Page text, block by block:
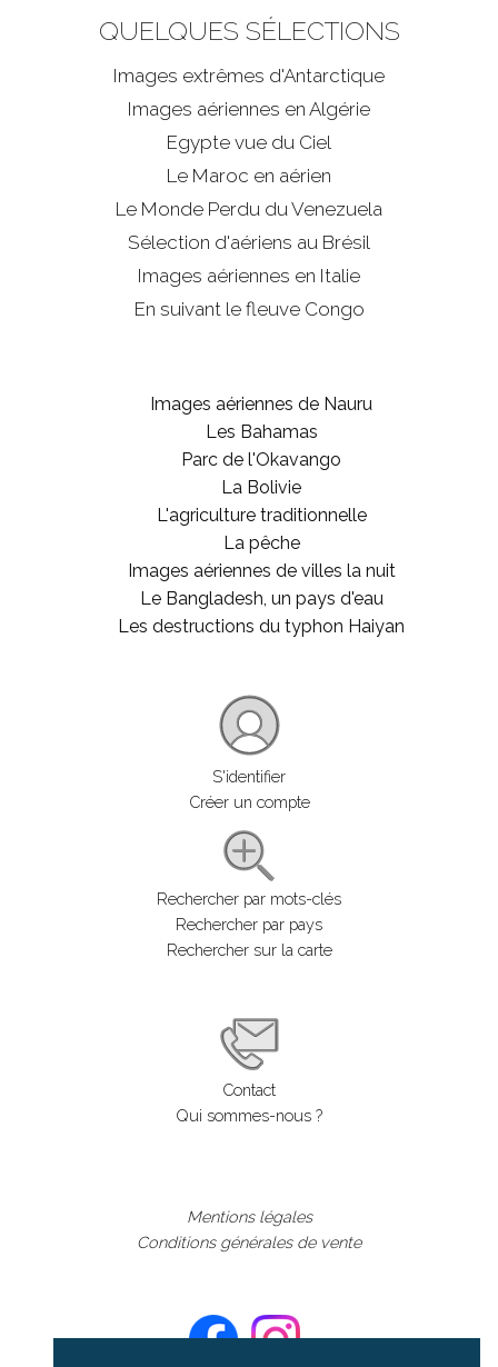
QUELQUES SÉLECTIONS
Images extrêmes d'Antarctique
Images aériennes en Algérie
Egypte vue du Ciel
Le Maroc en aérien
Le Monde Perdu du Venezuela
Sélection d'aériens au Brésil
Images aériennes en Italie
En suivant le fleuve Congo
Images aériennes de Nauru
Les Bahamas
Parc de l'Okavango
La Bolivie
L'agriculture traditionnelle
La pêche
Images aériennes de villes la nuit
Le Bangladesh, un pays d'eau
Les destructions du typhon Haiyan
S'identifier
Créer un compte
Rechercher par mots-clés
Rechercher par pays
Rechercher sur la carte
Contact
Qui sommes-nous ?
Mentions légales
Conditions générales de vente